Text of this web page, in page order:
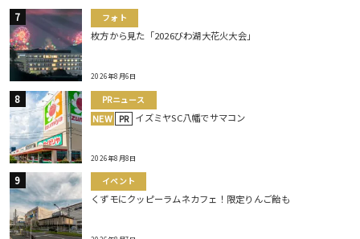
フォト
枚方から見た「2026びわ湖大花火大会」
2026年8月6日
PRニュース
NEW PR イズミヤSC八幡でサマコン
2026年8月8日
イベント
くずモにクッピーラムネカフェ！限定りんご飴も